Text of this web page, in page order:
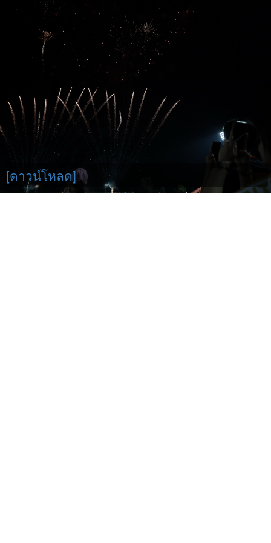
[ดาวน์โหลด]